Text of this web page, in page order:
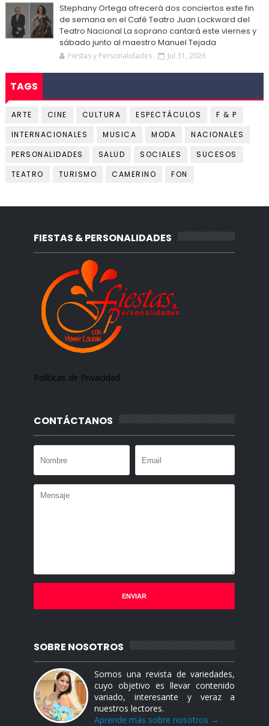
Stephany Ortega ofrecerá dos conciertos este fin
de semana en el Café Teatro Juan Lockward del
Teatro Nacional La soprano cantará este viernes y
sábado junto al maestro Manuel Tejada
Fiestas y Personalidades Jul 31, 2026
TAGS
ARTE CINE CULTURA ESPECTÁCULOS
F & P
INTERNACIONALES
MUSICA MODA
NACIONALES
PERSONALIDADES
SALUD SOCIALES
SUCESOS
TEATRO
TURISMO CAMERINO FON
FIESTAS & PERSONALIDADES
Políticas de Privacidad
CONTÁCTANOS
SOBRE NOSOTROS
Somos una revista de variedades,
cuyo objetivo es llevar contenido
variado, interesante y veraz a
nuestros lectores.
Aprende más sobre nosotros →